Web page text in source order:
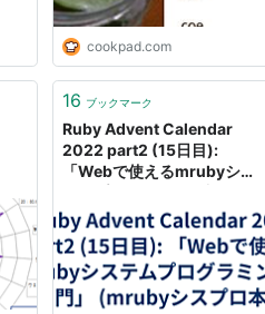
cookpad.com
16 ブックマーク
Ruby Advent Calendar
2022 part2 (15日目):
「Webで使えるmrubyシス
(mrubyシスプロ本) 読書日
記 (※2年越し) - shioimm ||
coe401_